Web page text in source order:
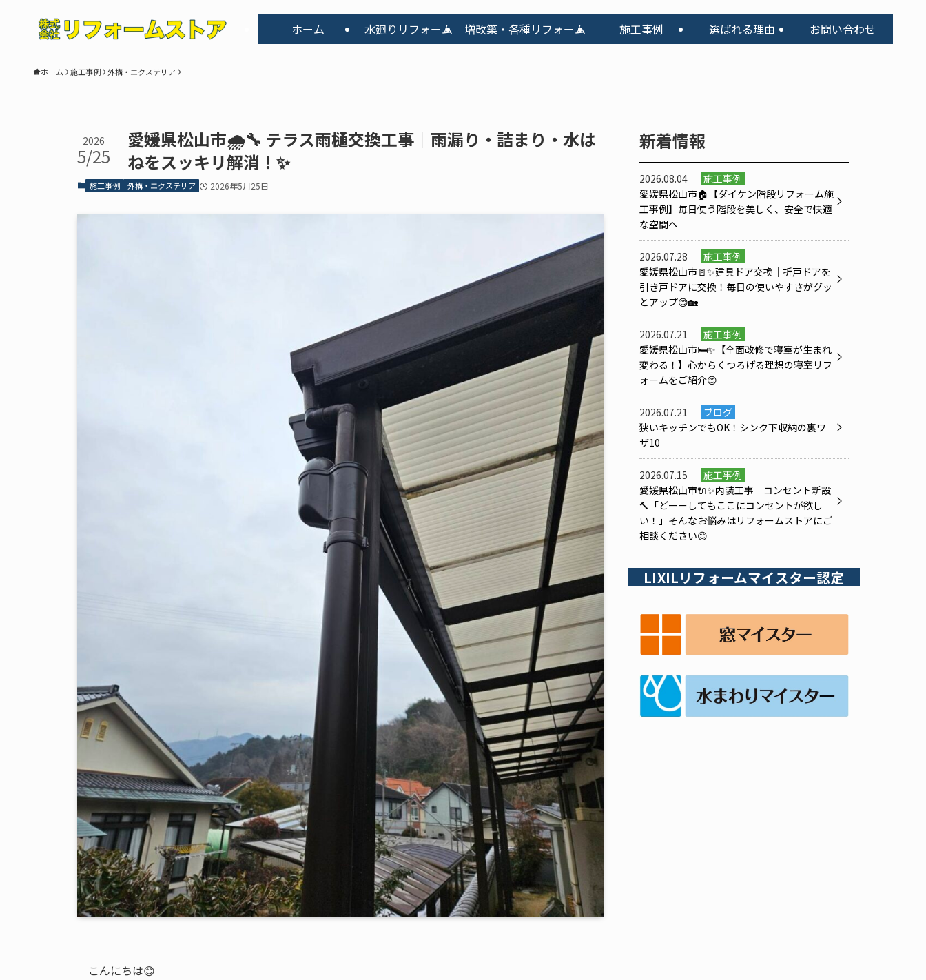
ホーム 水廻りリフォーム 増改築・各種リフォーム 施工事例 選ばれる理由 お問い合わせ
ホーム 施工事例 外構・エクステリア
愛媛県松山市🌧️🔧 テラス雨樋交換工事｜雨漏り・詰まり・水は
ねをスッキリ解消！✨
2026
5/25
施工事例 外構・エクステリア 2026年5月25日
こんにちは😊
新着情報
2026.08.04
施工事例
愛媛県松山市🏠【ダイケン階段リフォーム施
工事例】毎日使う階段を美しく、安全で快適
な空間へ
2026.07.28
施工事例
愛媛県松山市🚪✨建具ドア交換｜折戸ドアを
引き戸ドアに交換！毎日の使いやすさがグッ
とアップ😊🏡
2026.07.21
施工事例
愛媛県松山市🛏️✨【全面改修で寝室が生まれ
変わる！】心からくつろげる理想の寝室リフ
ォームをご紹介😊
2026.07.21
ブログ
狭いキッチンでもOK！シンク下収納の裏ワ
ザ10
2026.07.15
施工事例
愛媛県松山市🔌✨内装工事｜コンセント新設
🔨「どーーしてもここにコンセントが欲し
い！」そんなお悩みはリフォームストアにご
相談ください😊
LIXILリフォームマイスター認定